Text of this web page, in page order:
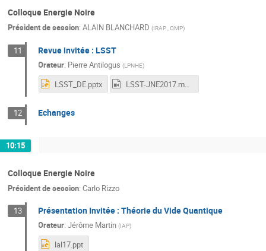
Colloque Energie Noire
Président de session: ALAIN BLANCHARD (IRAP , OMP)
11 Revue invitée : LSST
Orateur: Pierre Antilogus (LPNHE)
LSST_DE.pptx LSST-JNE2017.mp4
12 Echanges
10:15
Colloque Energie Noire
Président de session: Carlo Rizzo
13 Présentation Invitée : Théorie du Vide Quantique
Orateur:Jérôme Martin (IAP)
lal17.ppt